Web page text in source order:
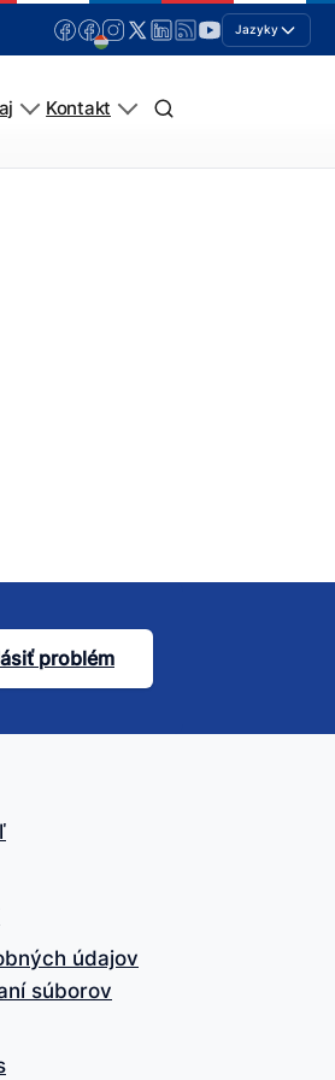
Jazyky
Kontakt
problém
údajov
súborov